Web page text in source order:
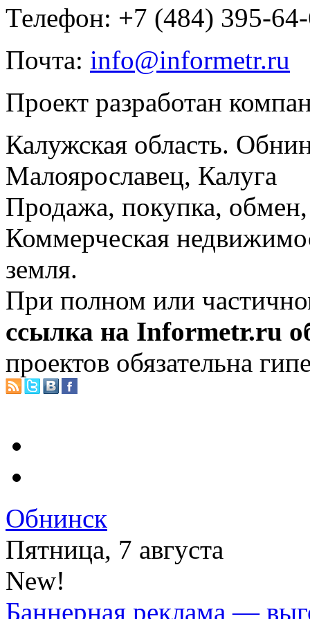
Телефон: +7 (484) 395-
Почта: info@informetr.ru
Проект разработан
Калужская область.
Малоярославец, Калуга
Продажа, покупка, обмен,
Коммерческая
земля.
При полном или
ссылка на Informetr.ru
проектов обязательна
Обнинск
Пятница, 7 августа
New!
Баннерная реклама —